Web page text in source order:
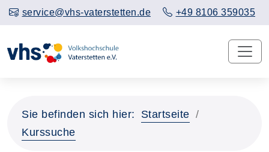
service@vhs-vaterstetten.de +49 8106 359035
Sie befinden sich hier:
Startseite
Kurssuche